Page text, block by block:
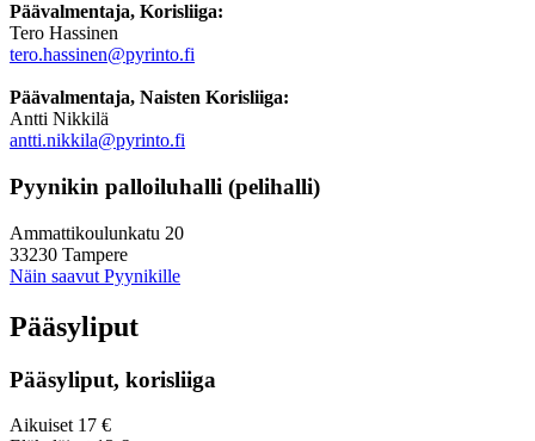
Päävalmentaja, Korisliiga:
Tero Hassinen
tero.hassinen@pyrinto.fi
Päävalmentaja, Naisten Korisliiga:
Antti Nikkilä
antti.nikkila@pyrinto.fi
Pyynikin palloiluhalli (pelihalli)
Ammattikoulunkatu 20
33230 Tampere
Näin saavut Pyynikille
Pääsyliput
Pääsyliput, korisliiga
Aikuiset 17 €